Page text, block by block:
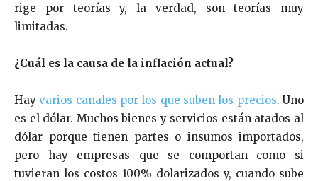
rige por teorías y, la verdad, son teorías muy
limitadas.
¿Cuál es la causa de la inflación actual?
Hayvarios canales por los que suben los precios. Uno
es el dólar. Muchos bienes y servicios están atados al
dólar porque tienen partes o insumos importados,
pero hay empresas que se comportan como si
tuvieran los costos 100% dolarizados y, cuando sube